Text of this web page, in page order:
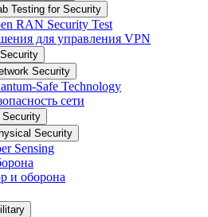
Testing for Security
RAN Security Test
для управления VPN
Security
Safe Technology
сети
Security
Security
Sensing
и оборона